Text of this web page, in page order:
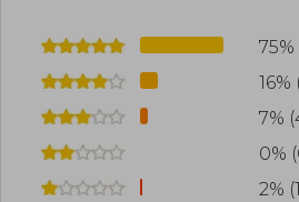
75%
16%
7%
0%
2%